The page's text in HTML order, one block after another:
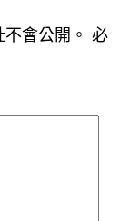
會公開。 必